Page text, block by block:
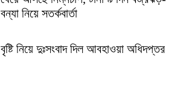
বন্যা নিয়ে সতর্কবার্তা
বৃষ্টি নিয়ে দুঃসংবাদ দিল আবহাওয়া অধিদপ্তর